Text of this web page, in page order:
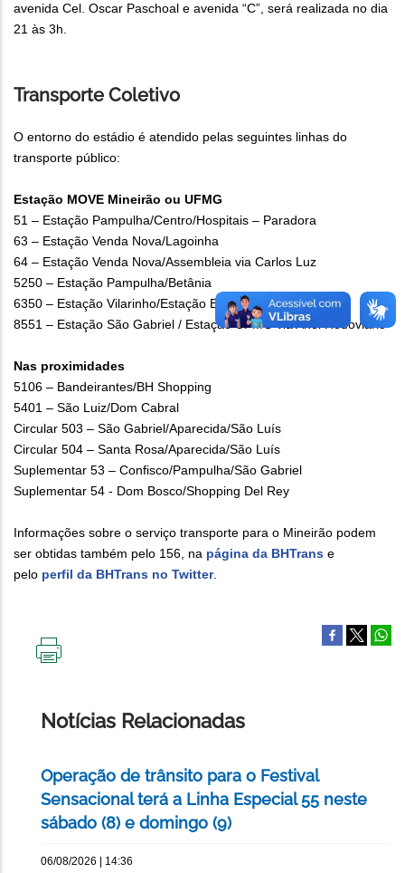
avenida Cel. Oscar Paschoal e avenida “C”, será realizada no dia
21 às 3h.
Transporte Coletivo
O entorno do estádio é atendido pelas seguintes linhas do
transporte público:
Estação MOVE Mineirão ou UFMG
51 – Estação Pampulha/Centro/Hospitais – Paradora
63 – Estação Venda Nova/Lagoinha
64 – Estação Venda Nova/Assembleia via Carlos Luz
5250 – Estação Pampulha/Betânia
6350 – Estação Vilarinho/Estação Barreiro via Anel
8551 – Estação São Gabriel / Estação UFMG via Anel Rodoviário
Nas proximidades
5106 – Bandeirantes/BH Shopping
5401 – São Luiz/Dom Cabral
Circular 503 – São Gabriel/Aparecida/São Luís
Circular 504 – Santa Rosa/Aparecida/São Luís
Suplementar 53 – Confisco/Pampulha/São Gabriel
Suplementar 54 - Dom Bosco/Shopping Del Rey
Informações sobre o serviço transporte para o Mineirão podem
ser obtidas também pelo 156, na página da BHTrans e
pelo perfil da BHTrans no Twitter.
Notícias Relacionadas
Operação de trânsito para o Festival
Sensacional terá a Linha Especial 55 neste
sábado (8) e domingo (9)
06/08/2026 | 14:36